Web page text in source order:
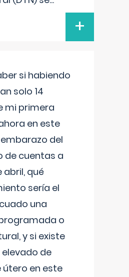
+
si habiendo
solo 14
mi primera
en este
del
de cuentas a
abril, qué
sería el
una
o
y si existe
de
en este